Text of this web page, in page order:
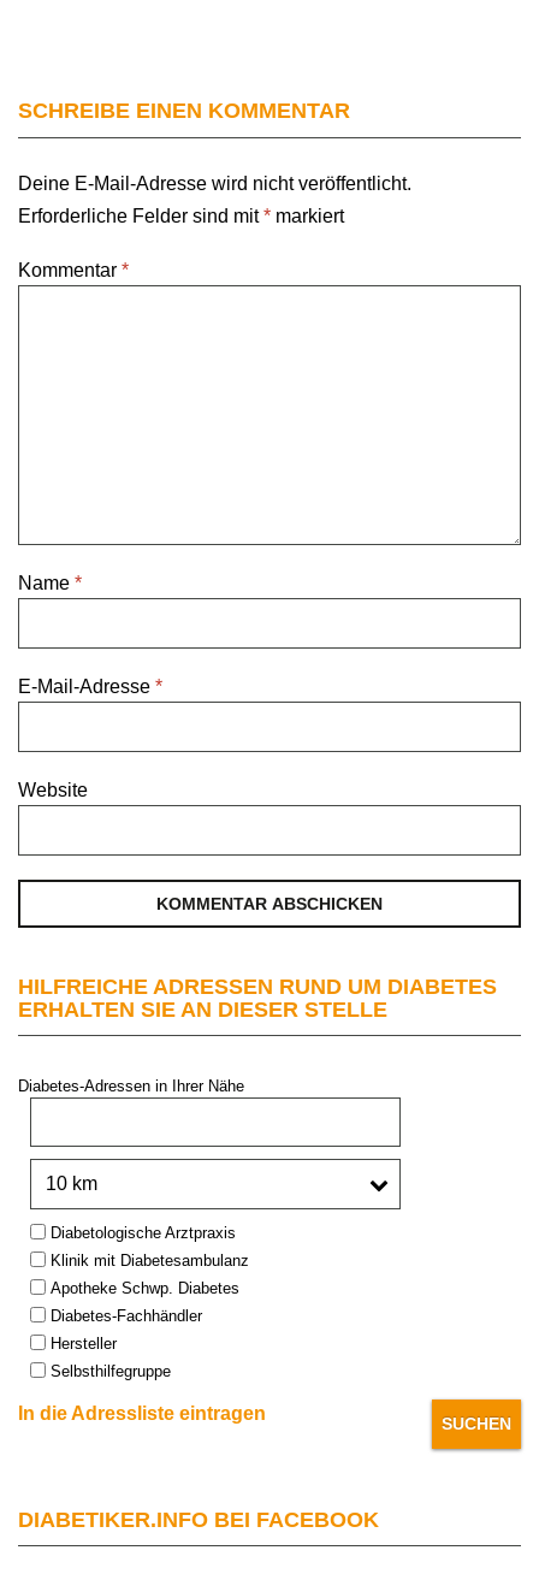
SCHREIBE EINEN KOMMENTAR
Deine E-Mail-Adresse wird nicht veröffentlicht.
Erforderliche Felder sind mit* markiert
Kommentar *
Name *
E-Mail-Adresse *
Website
HILFREICHE ADRESSEN RUND UM DIABETES
ERHALTEN SIE AN DIESER STELLE
Diabetes-Adressen in Ihrer Nähe
Type:Diabetologische Arztpraxis
Klinik mit Diabetesambulanz
Apotheke Schwp. Diabetes
Diabetes-Fachhändler
Hersteller
Selbsthilfegruppe
In die Adressliste eintragen
DIABETIKER.INFO BEI FACEBOOK